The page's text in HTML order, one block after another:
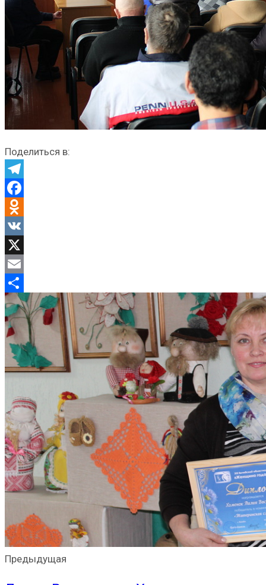
Поделиться в:
Telegram
Facebook
Odnoklassniki
VK
X
Email
Отправить
Предыдущая